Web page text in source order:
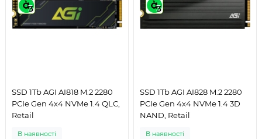
3
SSD 1Tb AGI AI818 M.2 2280
PCIe Gen 4x4 NVMe 1.4 QLC,
Retail
В наявності
3
SSD 1Tb AGI AI828 M.2 2280
PCIe Gen 4x4 NVMe 1.4 3D
NAND, Retail
В наявності